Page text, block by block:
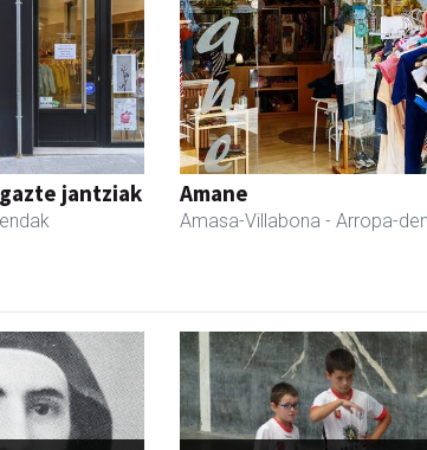
jantziak Amane
Amasa-Villabona - Arropa-